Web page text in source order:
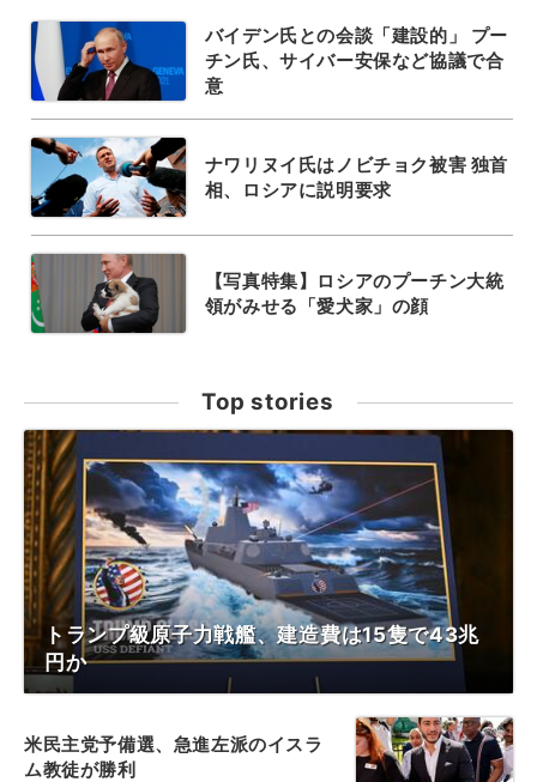
バイデン氏との会談「建設的」 プー
チン氏、サイバー安保など協議で合
意
ナワリヌイ氏はノビチョク被害 独首
相、ロシアに説明要求
【写真特集】ロシアのプーチン大統
領がみせる「愛犬家」の顔
Top stories
トランプ級原子力戦艦、建造費は15隻で43兆
円か
米民主党予備選、急進左派のイスラ
ム教徒が勝利